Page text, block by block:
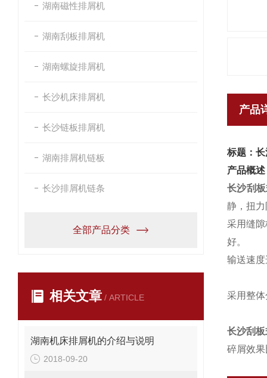
湖南磁性排屑机
湖南刮板排屑机
湖南螺旋排屑机
长沙机床排屑机
长沙链板排屑机
湖南排屑机链板
长沙排屑机链条
全部产品分类
相关文章 / ARTICLE
湖南机床排屑机的介绍与说明
2018-09-20
产品
标题：
产品概述
长沙刮
静，扭
采用缝
好。
输送速
采用整
长沙刮
碎屑效